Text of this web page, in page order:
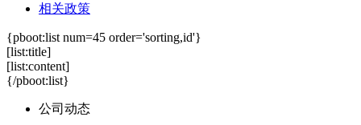
相关政策
{pboot:list num=45 order='sorting,id'}
[list:title]
[list:content]
{/pboot:list}
公司动态